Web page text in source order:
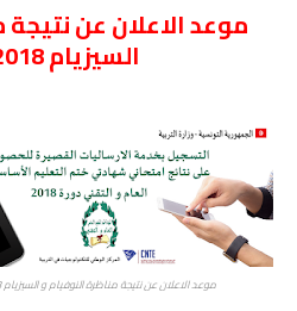
موعد الاعلان عن نتيجة
السيزيام 2018 تونس
موعد الاعلان عن نتيجة مناظرة النوفيام و السيزيام 2018 تونس